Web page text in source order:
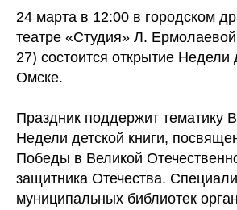
24 марта в 12:00 в городском
театре «Студия» Л.
27) состоится открытие Недели
Омске.
Праздник поддержит тематику
Недели детской книги,
Победы в Великой
защитника Отечества.
муниципальных библиотек